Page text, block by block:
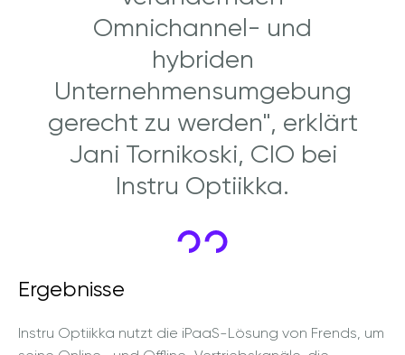
Omnichannel- und
hybriden
Unternehmensumgebung
gerecht zu werden", erklärt
Jani Tornikoski, CIO bei
Instru Optiikka.
Ergebnisse
Instru Optiikka nutzt die iPaaS-Lösung von Frends, um